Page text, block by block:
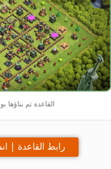
القاعدة تم بناؤها
رابط القاعدة |